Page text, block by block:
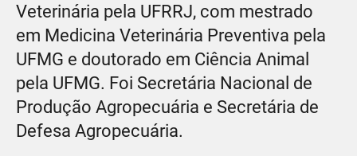
Veterinária pela UFRRJ, com mestrado
em Medicina Veterinária Preventiva pela
UFMG e doutorado em Ciência Animal
pela UFMG. Foi Secretária Nacional de
Produção Agropecuária e Secretária de
Defesa Agropecuária.